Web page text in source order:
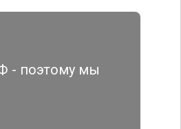
- поэтому мы